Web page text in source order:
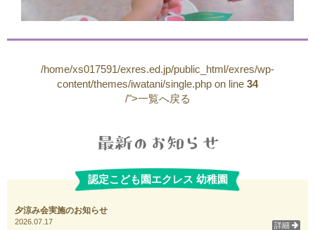
/home/xs017591/exres.ed.jp/public_html/exres/wp-
content/themes/iwatani/single.php on line 34
/">一覧へ戻る
認定こども園エクレス 幼稚園
夕涼み会実施のお知らせ
2026.07.17 詳細